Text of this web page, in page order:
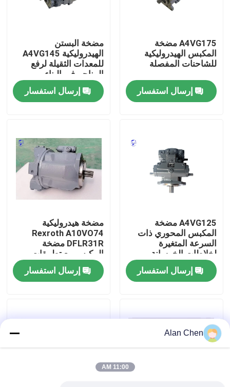
منزل
جولة في المعمل
ضبط الجودة
اتصل بنا
طلب اقتباس
محرك Deutz
محرك فولفو
A4VG175 مضخة
المكبس الهيدروليكية
للشاحنات المفصلة
إرسال استفسار
مضخة البستن
الهيدروليكية A4VG145
للمعدات الثقيلة لرفع
المناجم في البناء
إرسال استفسار
A4VG125 مضخة
المكبس المحوري ذات
السرعة المتغيرة
لخلاطات الخرسانة
إرسال استفسار
مضخة هيدروليكية
Rexroth A10VO74
DFLR31R مضخة
المكبس مع تطبيقات
طاقة السائل المتداخل
إرسال استفسار
Alan Chen
11:00 AM